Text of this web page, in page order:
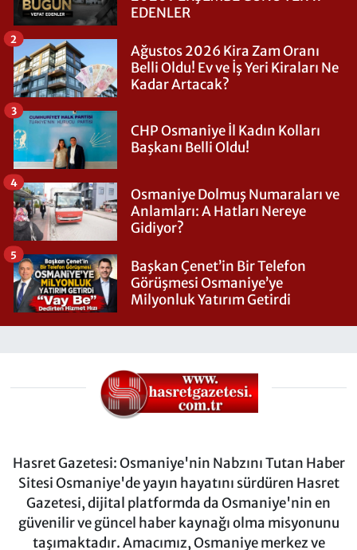
EDENLER
Ağustos 2026 Kira Zam Oranı
Belli Oldu! Ev ve İş Yeri Kiraları Ne
Kadar Artacak?
2
CHP Osmaniye İl Kadın Kolları
Başkanı Belli Oldu!
3
Osmaniye Dolmuş Numaraları ve
Anlamları: A Hatları Nereye
Gidiyor?
4
Başkan Çenet’in Bir Telefon
Görüşmesi Osmaniye’ye
Milyonluk Yatırım Getirdi
5
Hasret Gazetesi: Osmaniye'nin Nabzını Tutan Haber
Sitesi Osmaniye'de yayın hayatını sürdüren Hasret
Gazetesi, dijital platformda da Osmaniye'nin en
güvenilir ve güncel haber kaynağı olma misyonunu
taşımaktadır. Amacımız, Osmaniye merkez ve